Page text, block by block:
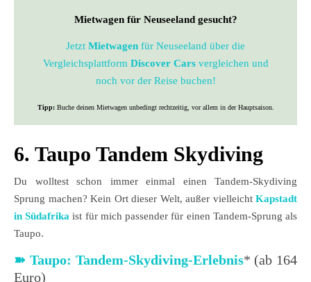
Mietwagen für Neuseeland gesucht?
Jetzt Mietwagen für Neuseeland über die
Vergleichsplattform Discover Carsvergleichen und
noch vor der Reise buchen!
Tipp: Buche deinen Mietwagen unbedingt rechtzeitig, vor allem in der Hauptsaison.
6. Taupo Tandem Skydiving
Du wolltest schon immer einmal einen Tandem-Skydiving
Sprung machen? Kein Ort dieser Welt, außer vielleicht Kapstadt
in Südafrika ist für mich passender für einen Tandem-Sprung als
Taupo.
➽ Taupo: Tandem-Skydiving-Erlebnis* (ab 164
Euro)